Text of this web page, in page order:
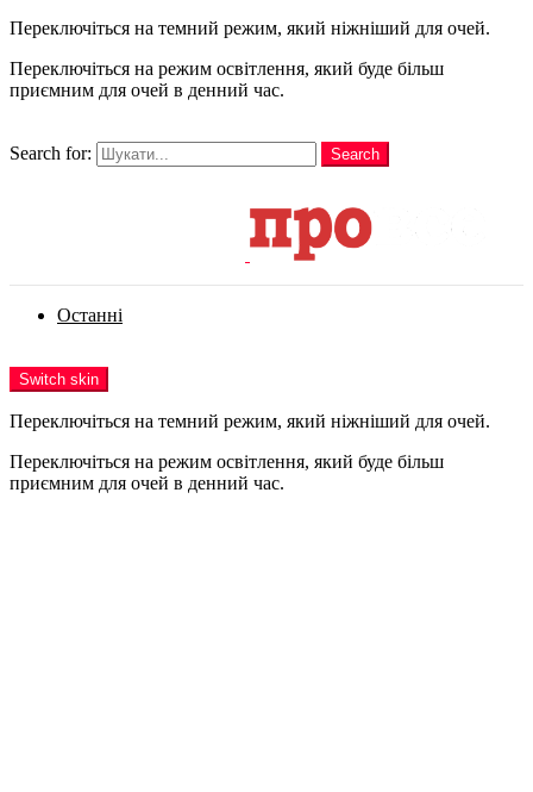
Переключіться на темний режим, який ніжніший для очей.
Переключіться на режим освітлення, який буде більш
приємним для очей в денний час.
Search for:
Search
Останні
Switch skin
Переключіться на темний режим, який ніжніший для очей.
Переключіться на режим освітлення, який буде більш
приємним для очей в денний час.